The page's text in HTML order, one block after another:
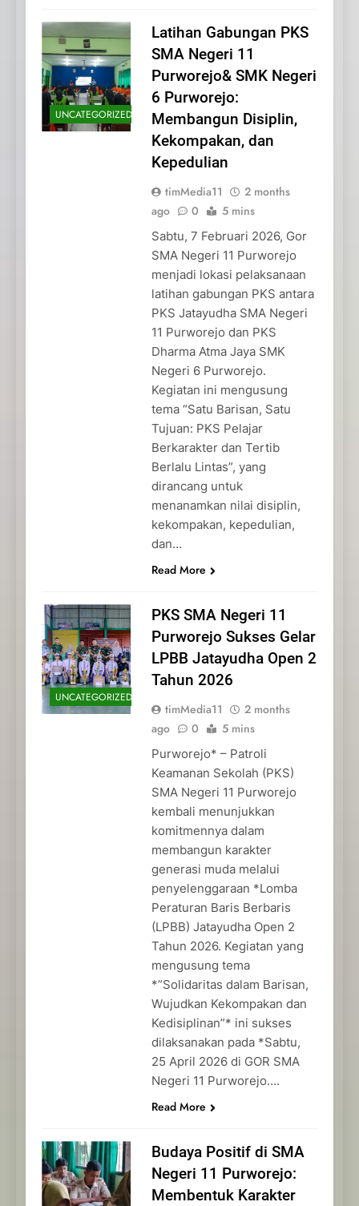
UNCATEGORIZED
Latihan Gabungan PKS
SMA Negeri 11
Purworejo& SMK Negeri
6 Purworejo:
Membangun Disiplin,
Kekompakan, dan
Kepedulian
timMedia11
2 months
ago
0 5 mins
Sabtu, 7 Februari 2026, Gor
SMA Negeri 11 Purworejo
menjadi lokasi pelaksanaan
latihan gabungan PKS antara
PKS Jatayudha SMA Negeri
11 Purworejo dan PKS
Dharma Atma Jaya SMK
Negeri 6 Purworejo.
Kegiatan ini mengusung
tema “Satu Barisan, Satu
Tujuan: PKS Pelajar
Berkarakter dan Tertib
Berlalu Lintas”, yang
dirancang untuk
menanamkan nilai disiplin,
kekompakan, kepedulian,
dan…
Read More
UNCATEGORIZED
PKS SMA Negeri 11
Purworejo Sukses Gelar
LPBB Jatayudha Open 2
Tahun 2026
timMedia11
2 months
ago
0 5 mins
Purworejo* – Patroli
Keamanan Sekolah (PKS)
SMA Negeri 11 Purworejo
kembali menunjukkan
komitmennya dalam
membangun karakter
generasi muda melalui
penyelenggaraan *Lomba
Peraturan Baris Berbaris
(LPBB) Jatayudha Open 2
Tahun 2026. Kegiatan yang
mengusung tema
*”Solidaritas dalam Barisan,
Wujudkan Kekompakan dan
Kedisiplinan”* ini sukses
dilaksanakan pada *Sabtu,
25 April 2026 di GOR SMA
Negeri 11 Purworejo….
Read More
Budaya Positif di SMA
Negeri 11 Purworejo:
Membentuk Karakter